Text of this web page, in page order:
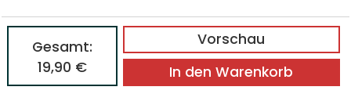
Vorschau
Gesamt:
19,90 €
In den Warenkorb